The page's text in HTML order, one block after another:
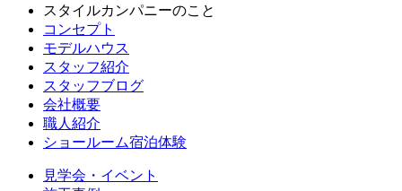
スタイルカンパニーのこと
コンセプト
モデルハウス
スタッフ紹介
スタッフブログ
会社概要
職人紹介
ショールーム宿泊体験
見学会・イベント